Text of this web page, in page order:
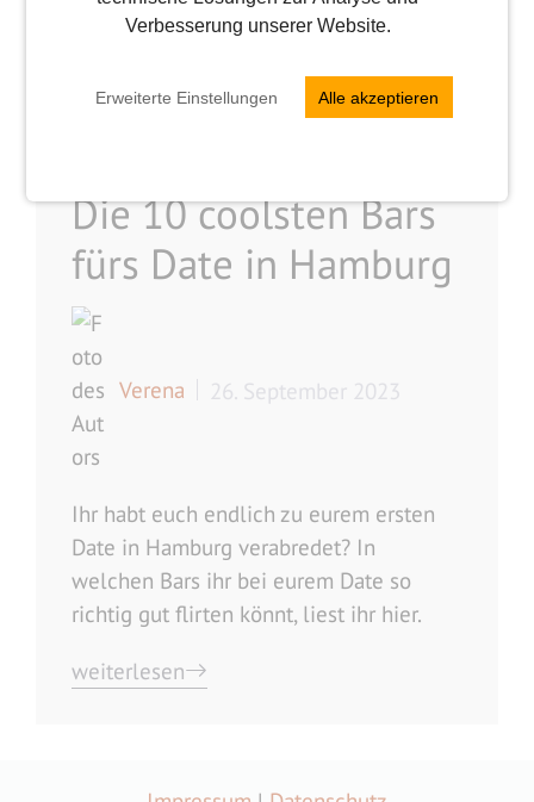
Verbesserung unserer Website.
Erweiterte Einstellungen Alle akzeptieren
Die 10 coolsten Bars
fürs Date in Hamburg
Verena 26. September 2023
Ihr habt euch endlich zu eurem ersten
Date in Hamburg verabredet? In
welchen Bars ihr bei eurem Date so
richtig gut flirten könnt, liest ihr hier.
weiterlesen